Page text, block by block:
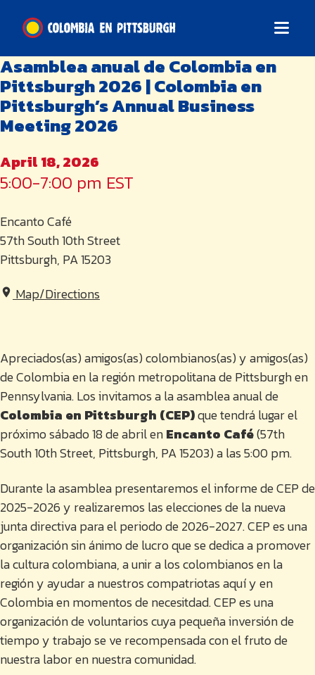
Asamblea anual de Colombia en
Pittsburgh 2026 | Colombia en
Pittsburgh’s Annual Business
Meeting 2026
April 18, 2026
5:00-7:00 pm EST
Encanto Café
57th South 10th Street
Pittsburgh, PA 15203
placeMap/Directions
Apreciados(as) amigos(as) colombianos(as) y amigos(as)
de Colombia en la región metropolitana de Pittsburgh en
Pennsylvania. Los invitamos a la asamblea anual de
Colombia en Pittsburgh (CEP)que tendrá lugar el
próximo sábado 18 de abril enEncanto Café(57th
South 10th Street, Pittsburgh, PA 15203) a las 5:00 pm.
Durante la asamblea presentaremos el informe de CEP de
2025-2026 y realizaremos las elecciones de la nueva
junta directiva para el periodo de 2026-2027. CEP es una
organización sin ánimo de lucro que se dedica a promover
la cultura colombiana, a unir a los colombianos en la
región y ayudar a nuestros compatriotas aquí y en
Colombia en momentos de necesitdad. CEP es una
organización de voluntarios cuya pequeña inversión de
tiempo y trabajo se ve recompensada con el fruto de
nuestra labor en nuestra comunidad.